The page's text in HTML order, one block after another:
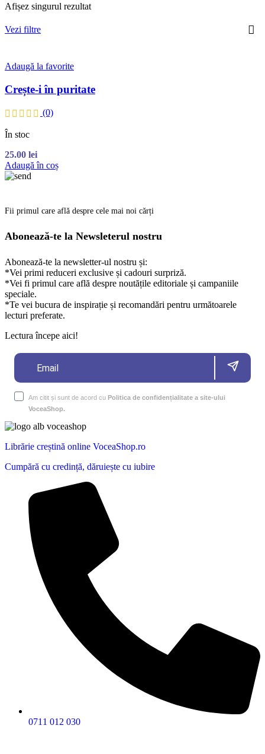
Afișez singurul rezultat
Vezi filtre
Adaugă la favorite
Crește-i în puritate
(0)
În stoc
25.00 lei
Adaugă în coș
Fii primul care află despre cele mai noi cărți
Abonează-te la Newsleterul nostru
Abonează-te la newsletter-ul nostru și:
*Vei primi reduceri exclusive și cadouri surpriză.
*Vei fi primul care află despre noutățile editoriale și campaniile
speciale.
*Te vei bucura de inspirație și recomandări pentru următoarele
lecturi preferate.
Lectura începe aici!
Am citit și sunt de acord cu Politica de confidențialitate a site-ului
VoceaShop.
Librărie creștină online VoceaShop.ro
Cumpără cu credință, dăruiește cu iubire
0711 012 030